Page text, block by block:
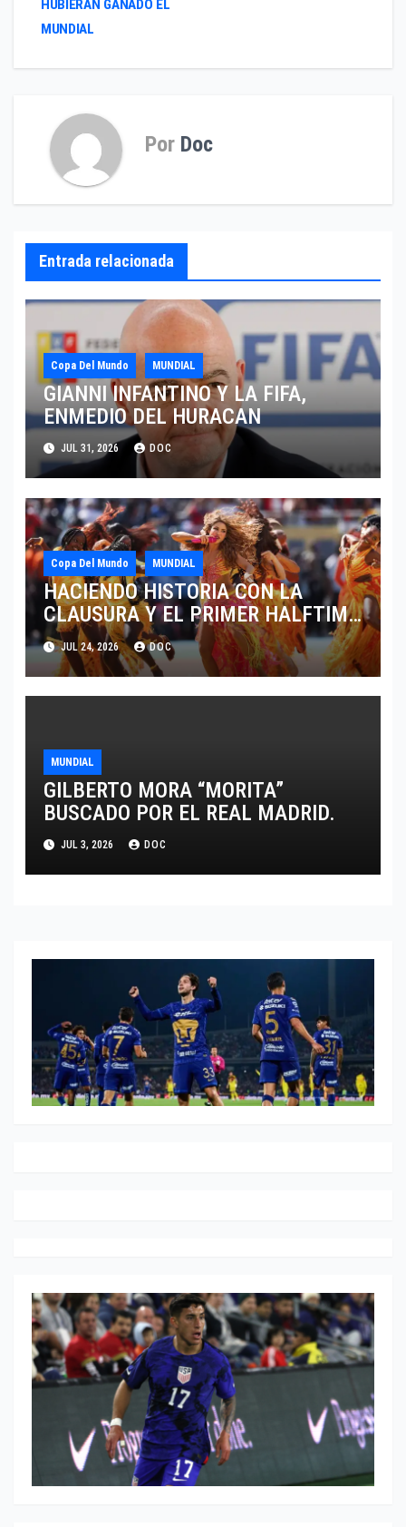
HUBIERAN GANADO EL
MUNDIAL
Por Doc
Entrada relacionada
Copa Del Mundo MUNDIAL
GIANNI INFANTINO Y LA FIFA,
ENMEDIO DEL HURACAN
JUL 31, 2026 DOC
Copa Del Mundo MUNDIAL
HACIENDO HISTORIA CON LA
CLAUSURA Y EL PRIMER HALFTIME
SHOW EN LA HISTORIA DEL
MUNDIAL 2026
JUL 24, 2026 DOC
MUNDIAL
GILBERTO MORA “MORITA”
BUSCADO POR EL REAL MADRID.
JUL 3, 2026 DOC